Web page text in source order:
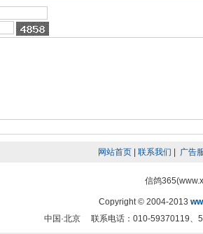
网站首页 联系我们 广告
信鸽
Copyright © 2004-2013
中国·北京 联系电话：010-